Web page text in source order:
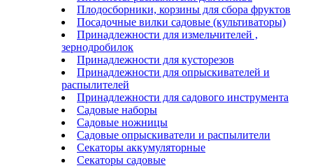
Плодосборники, корзины для сбора фруктов
Посадочные вилки садовые (культиваторы)
Принадлежности для измельчителей ,
зернодробилок
Принадлежности для кусторезов
Принадлежности для опрыскивателей и
распылителей
Принадлежности для садового инструмента
Садовые наборы
Садовые ножницы
Садовые опрыскиватели и распылители
Секаторы аккумуляторные
Секаторы садовые